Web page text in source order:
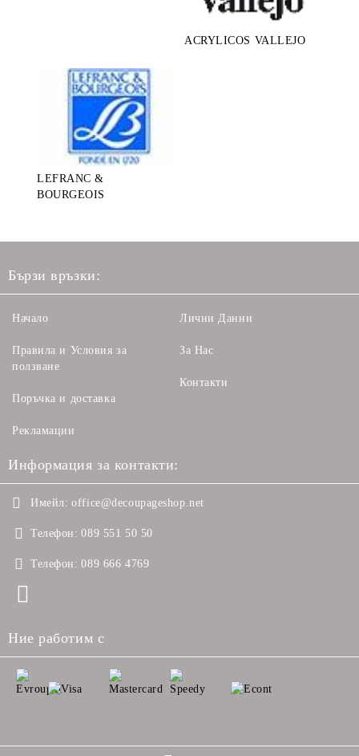
ACRYLICOS VALLEJO
LEFRANC &
BOURGEOIS
Бързи връзки:
Начало
Правила и Условия за
ползване
Поръчка и доставка
Рекламации
Лични Данни
За Нас
Контакти
Информация за контакти:
Имейл: office@decoupageshop.net
Телефон: 089 551 50 50
Телефон: 089 666 4769
Ние работим с